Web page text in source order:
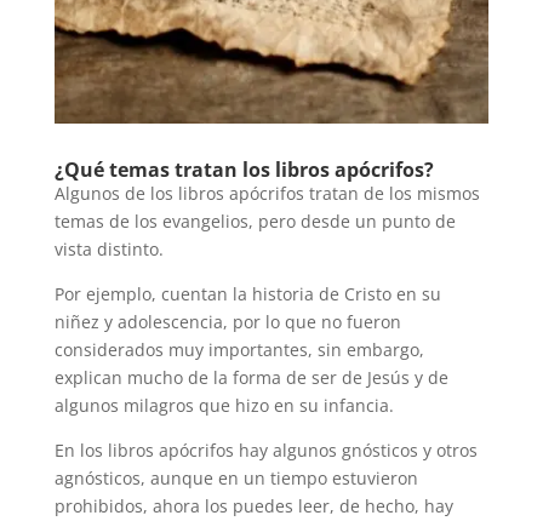
¿Qué temas tratan los libros apócrifos?
Algunos de los libros apócrifos tratan de los mismos
temas de los evangelios, pero desde un punto de
vista distinto.
Por ejemplo, cuentan la historia de Cristo en su
niñez y adolescencia, por lo que no fueron
considerados muy importantes, sin embargo,
explican mucho de la forma de ser de Jesús y de
algunos milagros que hizo en su infancia.
En los libros apócrifos hay algunos gnósticos y otros
agnósticos, aunque en un tiempo estuvieron
prohibidos, ahora los puedes leer, de hecho, hay